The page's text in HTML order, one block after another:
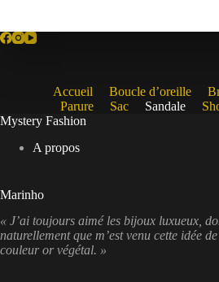
Accueil Boucle d’oreille
Parure
Sac Sandale
Mystery Fashion
A propos
Marinho
« J’ai toujours aimé les bijoux luxueux,
naturellement que m’est venu cette idée
couleur or végétal. »